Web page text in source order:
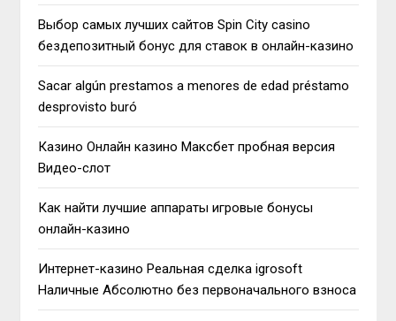
Выбор самых лучших сайтов Spin City casino
бездепозитный бонус для ставок в онлайн-казино
Sacar algún prestamos a menores de edad préstamo
desprovisto buró
Казино Онлайн казино Максбет пробная версия
Видео-слот
Как найти лучшие аппараты игровые бонусы
онлайн-казино
Интернет-казино Реальная сделка igrosoft
Наличные Абсолютно без первоначального взноса